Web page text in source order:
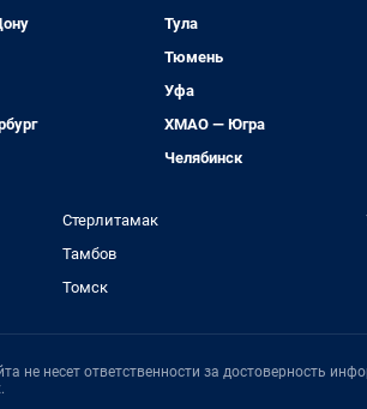
Тула
Тюмень
Уфа
ХМАО — Югра
Челябинск
Стерлитамак
Тамбов
Томск
не несет ответственности за достоверность